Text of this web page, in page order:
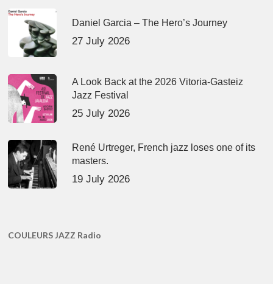
Daniel Garcia – The Hero’s Journey
27 July 2026
A Look Back at the 2026 Vitoria-Gasteiz
Jazz Festival
25 July 2026
René Urtreger, French jazz loses one of its
masters.
19 July 2026
COULEURS JAZZ Radio